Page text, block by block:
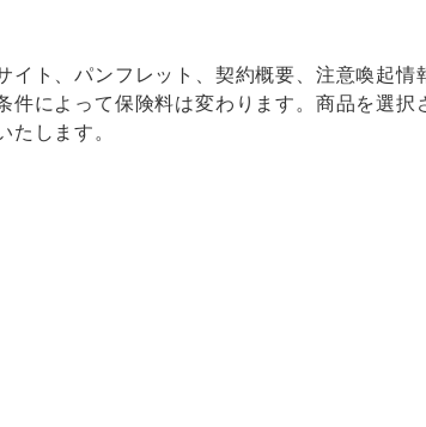
ト、パンフレット、契約概要、注意喚起
によって保険料は変わります。商品を選
たします。